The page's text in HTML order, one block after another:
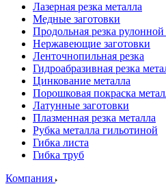
Лазерная резка металла
Медные заготовки
Продольная резка рулонной
Нержавеющие заготовки
Ленточнопильная резка
Гидроабразивная резка
Цинкование металла
Порошковая покраска
Латунные заготовки
Плазменная резка металла
Рубка металла гильотиной
Гибка листа
Гибка труб
Компания